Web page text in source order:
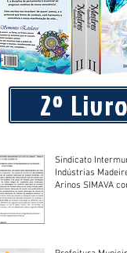
que requereu
2º
Sindicato
Indústrias
Arinos SIMAVA convoca à